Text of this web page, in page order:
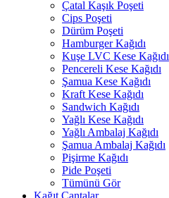
Çatal Kaşık Poşeti
Cips Poşeti
Dürüm Poşeti
Hamburger Kağıdı
Kuşe LVC Kese Kağıdı
Pencereli Kese Kağıdı
Şamua Kese Kağıdı
Kraft Kese Kağıdı
Sandwich Kağıdı
Yağlı Kese Kağıdı
Yağlı Ambalaj Kağıdı
Şamua Ambalaj Kağıdı
Pişirme Kağıdı
Pide Poşeti
Tümünü Gör
Kağıt Çantalar